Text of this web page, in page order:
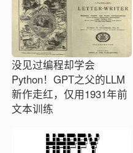
没见过编程却学会
Python！GPT之父的LLM
新作走红，仅用1931年前
文本训练